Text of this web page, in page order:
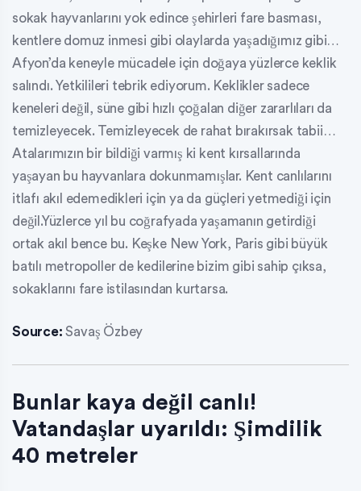
sokak hayvanlarını yok edince şehirleri fare basması,
kentlere domuz inmesi gibi olaylarda yaşadığımız gibi…
Afyon’da keneyle mücadele için doğaya yüzlerce keklik
salındı. Yetkilileri tebrik ediyorum. Keklikler sadece
keneleri değil, süne gibi hızlı çoğalan diğer zararlıları da
temizleyecek. Temizleyecek de rahat bırakırsak tabii…
Atalarımızın bir bildiği varmış ki kent kırsallarında
yaşayan bu hayvanlara dokunmamışlar. Kent canlılarını
itlafı akıl edemedikleri için ya da güçleri yetmediği için
değil.Yüzlerce yıl bu coğrafyada yaşamanın getirdiği
ortak akıl bence bu. Keşke New York, Paris gibi büyük
batılı metropoller de kedilerine bizim gibi sahip çıksa,
sokaklarını fare istilasından kurtarsa.
Source: Savaş Özbey
Bunlar kaya değil canlı!
Vatandaşlar uyarıldı: Şimdilik
40 metreler